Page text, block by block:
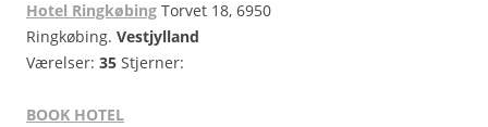
Hotel Ringkøbing Torvet 18, 6950
Ringkøbing. Vestjylland
Værelser: 35 Stjerner:
BOOK HOTEL